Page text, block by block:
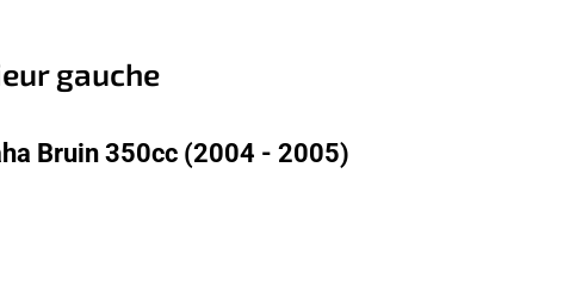
gauche
Bruin 350cc (2004 - 2005)